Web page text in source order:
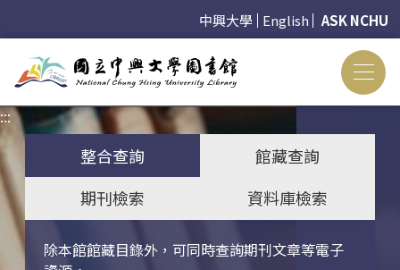
中興大學 English ASK NCHU
:::
整合查詢
館藏查詢
期刊檢索
資料庫檢索
除本館館藏目錄外，可同時查詢期刊文章等電子
關鍵字搜尋